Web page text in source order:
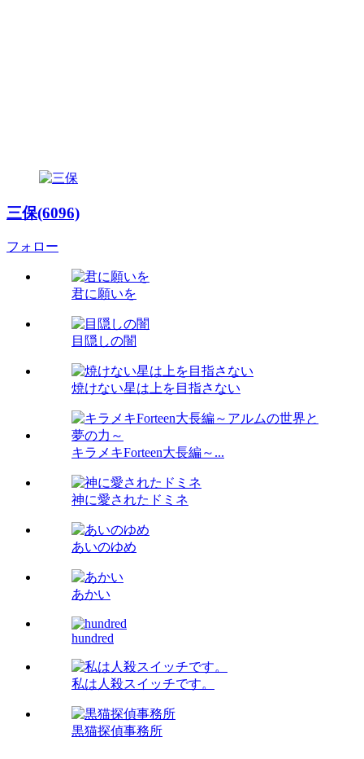
三保(6096)
フォロー
君に願いを
目隠しの闇
焼けない星は上を目指さない
キラメキForteen大長編～...
神に愛されたドミネ
あいのゆめ
あかい
hundred
私は人殺スイッチです。
黒猫探偵事務所